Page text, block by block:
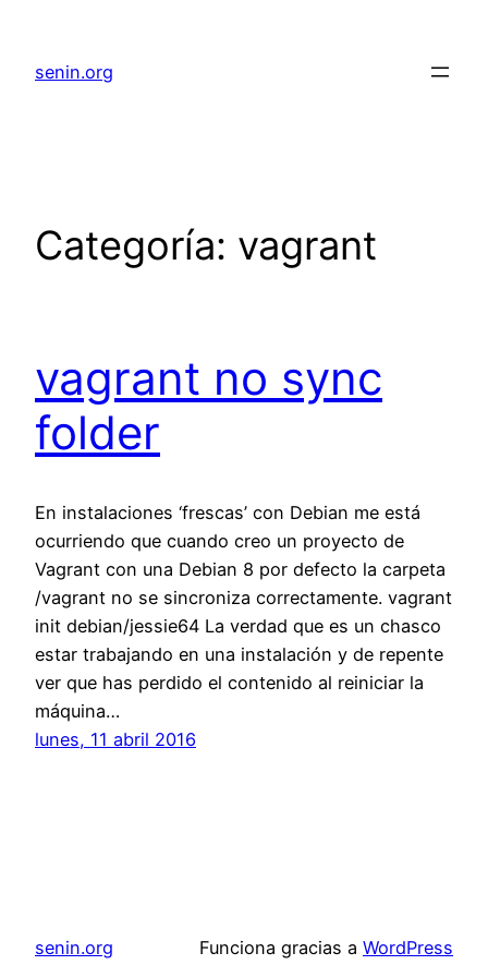
senin.org
Categoría: vagrant
vagrant no sync
folder
En instalaciones ‘frescas’ con Debian me está
ocurriendo que cuando creo un proyecto de
Vagrant con una Debian 8 por defecto la carpeta
/vagrant no se sincroniza correctamente. vagrant
init debian/jessie64 La verdad que es un chasco
estar trabajando en una instalación y de repente
ver que has perdido el contenido al reiniciar la
máquina…
lunes, 11 abril 2016
senin.org Funciona gracias a WordPress